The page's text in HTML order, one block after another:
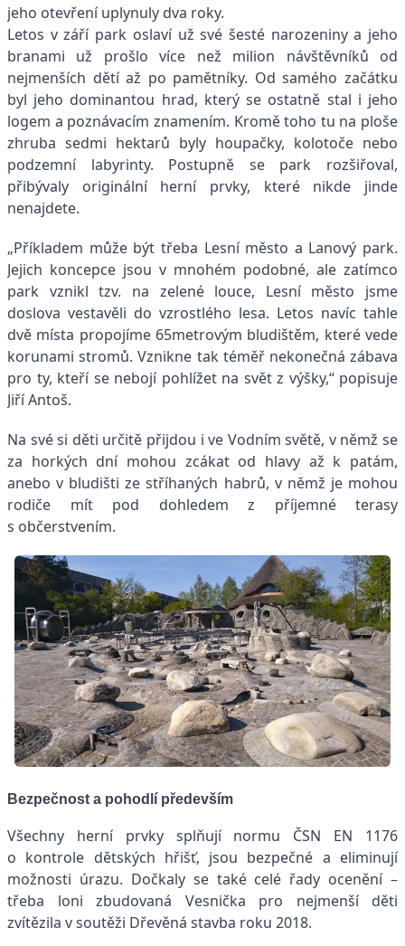
jeho otevření uplynuly dva roky.
Letos v září park oslaví už své šesté narozeniny a jeho
branami už prošlo více než milion návštěvníků od
nejmenších dětí až po pamětníky. Od samého začátku
byl jeho dominantou hrad, který se ostatně stal i jeho
logem a poznávacím znamením. Kromě toho tu na ploše
zhruba sedmi hektarů byly houpačky, kolotoče nebo
podzemní labyrinty. Postupně se park rozšiřoval,
přibývaly originální herní prvky, které nikde jinde
nenajdete.
„Příkladem může být třeba Lesní město a Lanový park.
Jejich koncepce jsou v mnohém podobné, ale zatímco
park vznikl tzv. na zelené louce, Lesní město jsme
doslova vestavěli do vzrostlého lesa. Letos navíc tahle
dvě místa propojíme 65metrovým bludištěm, které vede
korunami stromů. Vznikne tak téměř nekonečná zábava
pro ty, kteří se nebojí pohlížet na svět z výšky,“ popisuje
Jiří Antoš.
Na své si děti určitě přijdou i ve Vodním světě, v němž se
za horkých dní mohou zcákat od hlavy až k patám,
anebo v bludišti ze stříhaných habrů, v němž je mohou
rodiče mít pod dohledem z příjemné terasy
s občerstvením.
Bezpečnost a pohodlí především
Všechny herní prvky splňují normu ČSN EN 1176
o kontrole dětských hřišť, jsou bezpečné a eliminují
možnosti úrazu. Dočkaly se také celé řady ocenění –
třeba loni zbudovaná Vesnička pro nejmenší děti
zvítězila v soutěži Dřevěná stavba roku 2018.